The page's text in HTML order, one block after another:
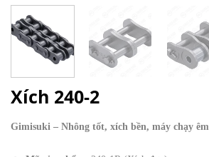
Xích 240-2
Gimisuki – Nhông tốt, xích bền, máy chạy êm